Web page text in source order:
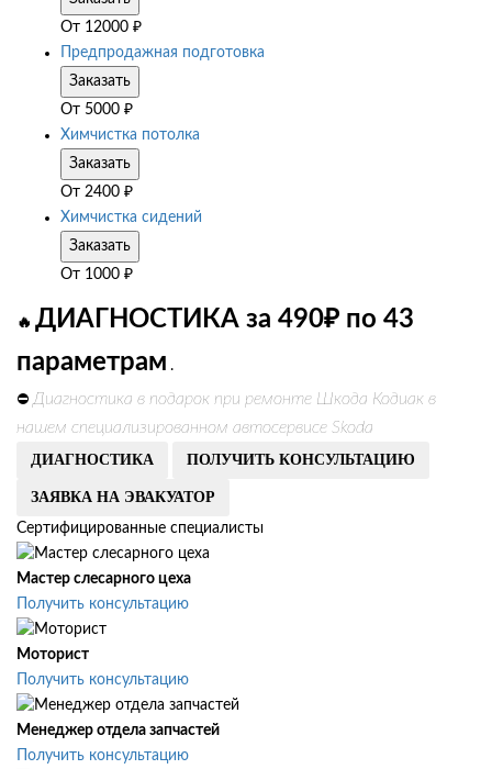
От 12000 ₽
Предпродажная подготовка
Заказать
От 5000 ₽
Химчистка потолка
Заказать
От 2400 ₽
Химчистка сидений
Заказать
От 1000 ₽
🔥 ДИАГНОСТИКА за 490₽ по 43
параметрам .
⛔ Диагностика в подарок при ремонте Шкода Кодиак в
нашем специализированном автосервисе Skoda
ДИАГНОСТИКА ПОЛУЧИТЬ КОНСУЛЬТАЦИЮ
ЗАЯВКА НА ЭВАКУАТОР
Сертифицированные специалисты
Мастер слесарного цеха
Получить консультацию
Моторист
Получить консультацию
Менеджер отдела запчастей
Получить консультацию